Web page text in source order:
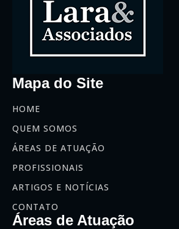
Mapa do Site
HOME
QUEM SOMOS
ÁREAS DE ATUAÇÃO
PROFISSIONAIS
ARTIGOS E NOTÍCIAS
CONTATO
Áreas de Atuação